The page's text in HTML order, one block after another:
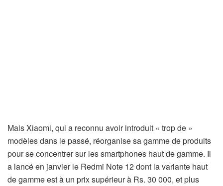
Mais Xiaomi, qui a reconnu avoir introduit « trop ​​de »
modèles dans le passé, réorganise sa gamme de produits
pour se concentrer sur les smartphones haut de gamme. Il
a lancé en janvier le Redmi Note 12 dont la variante haut
de gamme est à un prix supérieur à Rs. 30 000, et plus